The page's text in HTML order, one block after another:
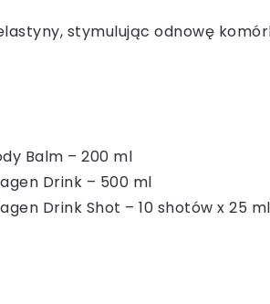
stymulując odnowę
Balm – 200 ml
Drink – 500 ml
Drink Shot – 10 shotów x 25 ml